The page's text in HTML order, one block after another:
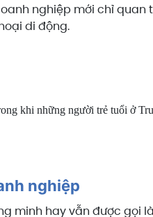
nghiệp mới chỉ
di động.
khi những người trẻ tuổi ở
nghiệp
minh hay vẫn được gọi